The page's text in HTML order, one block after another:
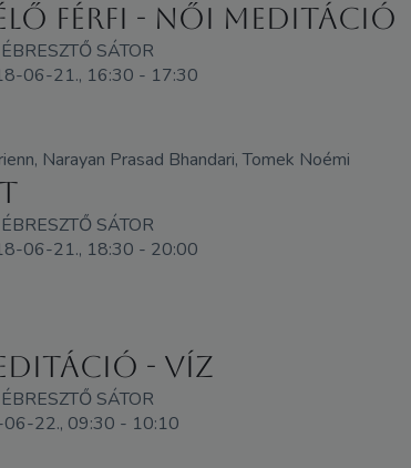
Férfi - Női meditáció
SÁTOR
06-21., 16:30 - 17:30
Narayan Prasad Bhandari, Tomek Noémi
SÁTOR
06-21., 18:30 - 20:00
- Víz
SÁTOR
22., 09:30 - 10:10